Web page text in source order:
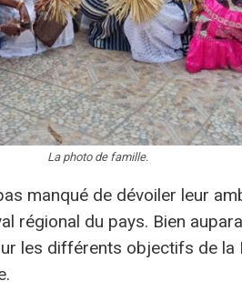
La photo de famille.
manqué de dévoiler leur
régional du pays. Bien
les différents objectifs de la